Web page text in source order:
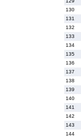
130
131
132
133
134
135
136
137
138
139
140
141
142
143
144